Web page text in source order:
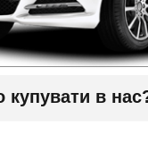
купувати в